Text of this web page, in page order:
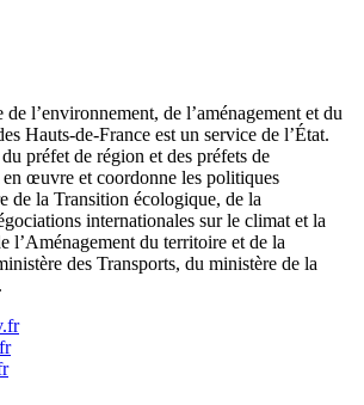
l’environnement, de l’aménagement et du
Hauts-de-France est un service de l’État.
préfet de région et des préfets de
en œuvre et coordonne les politiques
de la Transition écologique, de la
internationales sur le climat et la
l’Aménagement du territoire et de la
des Transports, du ministère de la